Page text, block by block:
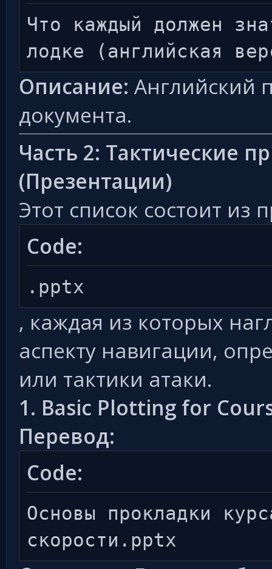
Что каждый должен
лодке (английская
Описание: Английский
документа.
Часть 2: Тактические
(Презентации)
Этот список состоит из
Code:
.pptx
, каждая из которых
аспекту навигации,
или тактики атаки.
1. Basic Plotting for
Перевод:
Code:
Основы прокладки
скорости.pptx